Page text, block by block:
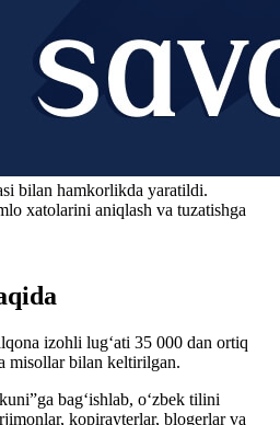
bilan hamkorlikda yaratildi.
xatolarini aniqlash va tuzatishga
izohli lug‘ati 35 000 dan ortiq
misollar bilan keltirilgan.
bag‘ishlab, o‘zbek tilini
kopirayterlar, blogerlar va